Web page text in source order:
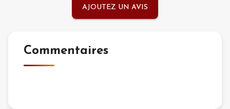
AJOUTEZ UN AVIS
Commentaires